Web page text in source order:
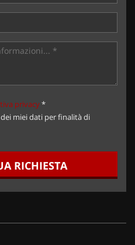
privacy*
miei dati per finalità di
RICHIESTA